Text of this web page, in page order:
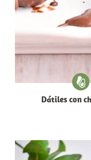
Dátiles con